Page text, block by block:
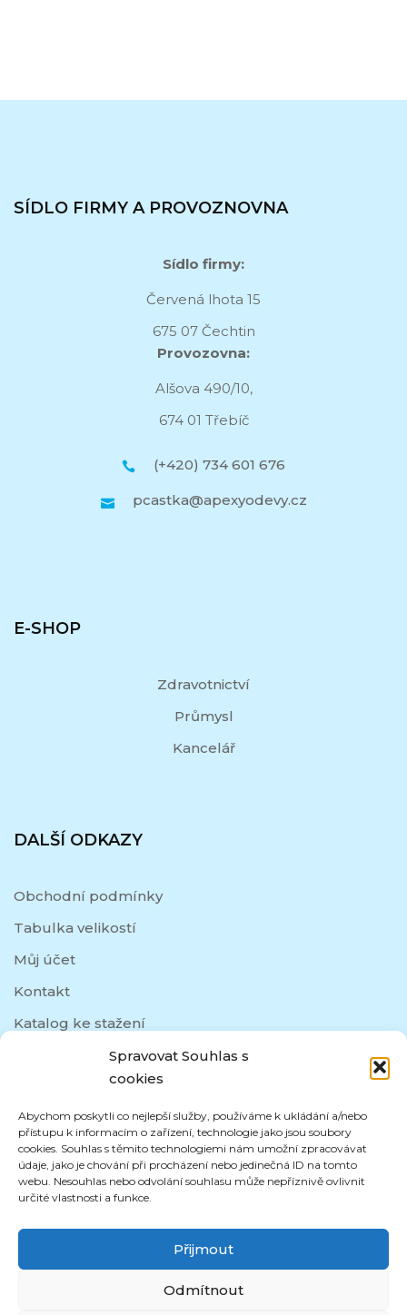
Spravovat Souhlas s
cookies
Abychom poskytli co nejlepší služby, používáme k ukládání a/nebo
přístupu k informacím o zařízení, technologie jako jsou soubory
cookies. Souhlas s těmito technologiemi nám umožní zpracovávat
údaje, jako je chování při procházení nebo jedinečná ID na tomto
webu. Nesouhlas nebo odvolání souhlasu může nepříznivě ovlivnit
určité vlastnosti a funkce.
Přijmout
Odmítnout
SÍDLO FIRMY A PROVOZNOVNA
Sídlo firmy:
Červená lhota 15
675 07 Čechtin
Provozovna:
Alšova 490/10,
674 01 Třebíč
(+420) 734 601 676
pcastka@apexyodevy.cz
E-SHOP
Zdravotnictví
Průmysl
Kancelář
DALŠÍ ODKAZY
Obchodní podmínky
Tabulka velikostí
Můj účet
Kontakt
Katalog ke stažení
SOCIÁLNÍ SÍTĚ